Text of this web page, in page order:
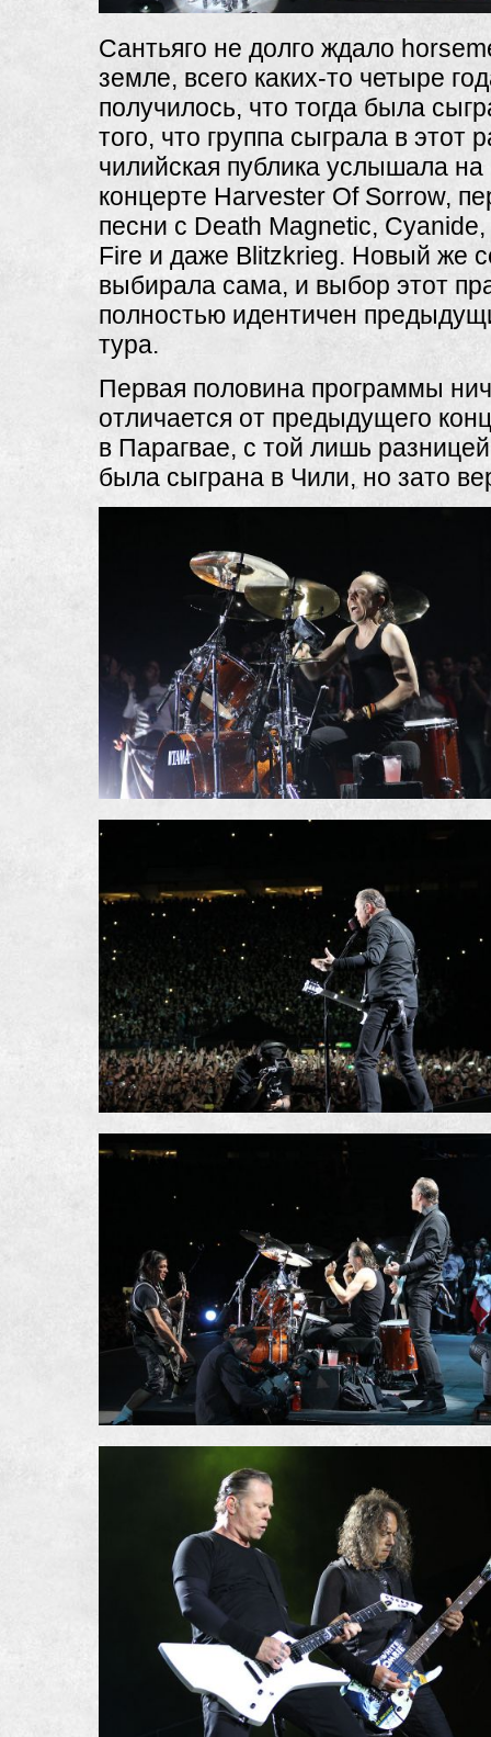
Сантьяго не долго ждало
земле, всего каких-то четыре
получилось, что тогда была
того, что группа сыграла в этот
чилийская публика услышала
концерте Harvester Of Sorrow,
песни с Death Magnetic,
Fire и даже Blitzkrieg. Новый же
выбирала сама, и выбор этот
полностью идентичен
тура.
Первая половина программы
отличается от предыдущего
в Парагвае, с той лишь
была сыграна в Чили, но зато